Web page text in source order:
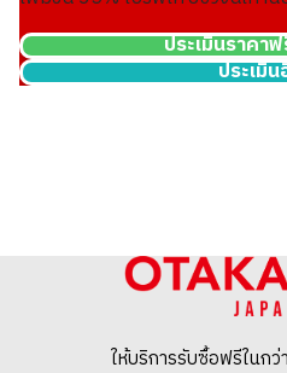
ประเมินราคา
ประเมิน
ให้บริการรับซื้อฟรีในกว่